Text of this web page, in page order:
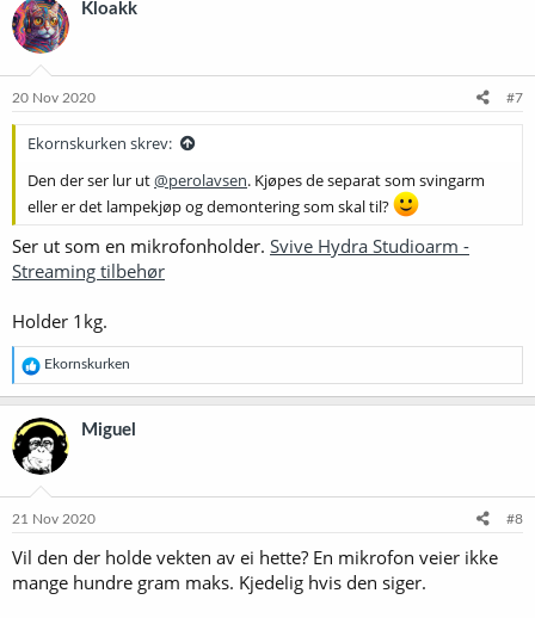
Kloakk
20 Nov 2020 #7
Ekornskurken skrev:
Den der ser lur ut@perolavsen. Kjøpes de separat som svingarm
eller er det lampekjøp og demontering som skal til?
Ser ut som en mikrofonholder. Svive Hydra Studioarm -
Streaming tilbehør
Holder 1kg.
R
e
a
k
s
o
e
:
Ekornskurken
Miguel
21 Nov 2020 #8
Vil den der holde vekten av ei hette? En mikrofon veier ikke
mange hundre gram maks. Kjedelig hvis den siger.